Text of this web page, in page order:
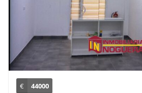
€ 44000